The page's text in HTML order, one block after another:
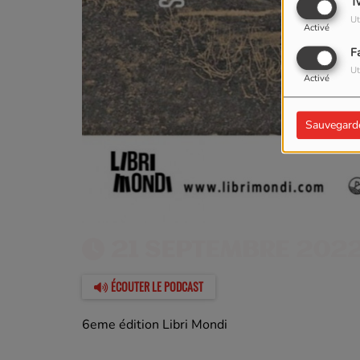
Activé
Activé
ÉCOUTER LE PODCAST
6eme édition Libri Mondi